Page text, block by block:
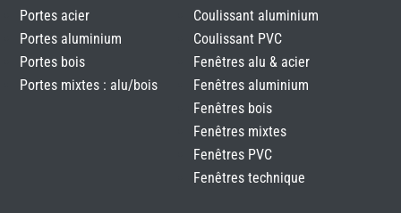
Portes acier
Portes aluminium
Portes bois
Portes mixtes : alu/bois
Coulissant aluminium
Coulissant PVC
Fenêtres alu & acier
Fenêtres aluminium
Fenêtres bois
Fenêtres mixtes
Fenêtres PVC
Fenêtres technique